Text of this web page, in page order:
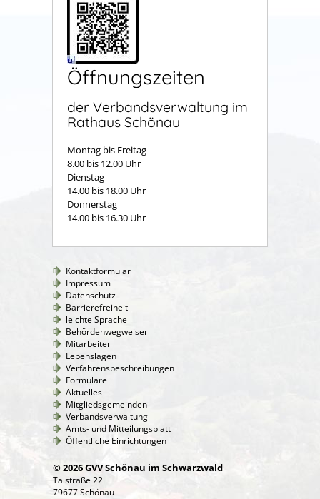
Öffnungszeiten
der Verbandsverwaltung im
Rathaus Schönau
Montag bis Freitag
8.00 bis 12.00 Uhr
Dienstag
14.00 bis 18.00 Uhr
Donnerstag
14.00 bis 16.30 Uhr
Kontaktformular
Impressum
Datenschutz
Barrierefreiheit
leichte Sprache
Behördenwegweiser
Mitarbeiter
Lebenslagen
Verfahrensbeschreibungen
Formulare
Aktuelles
Mitgliedsgemeinden
Verbandsverwaltung
Amts- und Mitteilungsblatt
Öffentliche Einrichtungen
© 2026 GVV Schönau im Schwarzwald
Talstraße 22
79677 Schönau